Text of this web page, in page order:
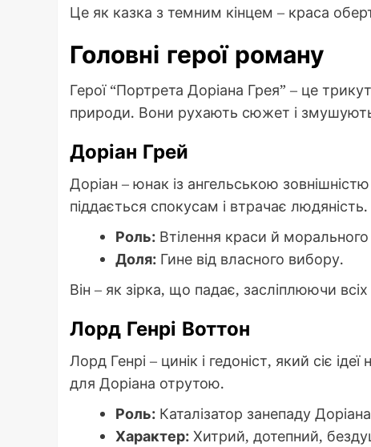
Це як казка з темним кінцем – краса
Головні герої роману
Герої “Портрета Доріана Грея” – це
природи. Вони рухають сюжет і
Доріан Грей
Доріан – юнак із ангельською
піддається спокусам і втрачає людяність.
Роль: Втілення краси й
Доля: Гине від власного вибору.
Він – як зірка, що падає, засліплюючи
Лорд Генрі Воттон
Лорд Генрі – цинік і гедоніст, який сіє
для Доріана отрутою.
Роль: Каталізатор занепаду
Характер: Хитрий, дотепний,